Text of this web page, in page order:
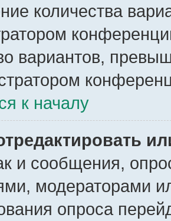
количества
вариантов,
к началу
и сообщения,
модераторами
опроса